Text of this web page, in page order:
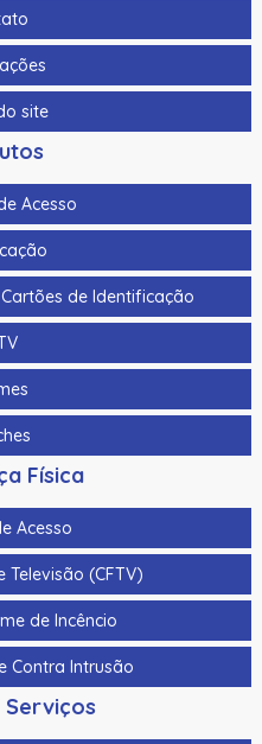
Alumínio
Selada
Ds-Pdeb1-Eg2-We(B)
Ds-K7Peb/Green
Hikvision Ds-1530Hmi
Hikvision Ds-
Aco Inoxidavel
“No Touch”
Hikvision Ds-
Hikvision Ds-
Ds-K1F100-D8E Dupla
(Mifare)
Ds-K1F820-F
site
Acesso
de Identificação
Física
Acesso
Televisão (CFTV)
de Incêncio
Contra Intrusão